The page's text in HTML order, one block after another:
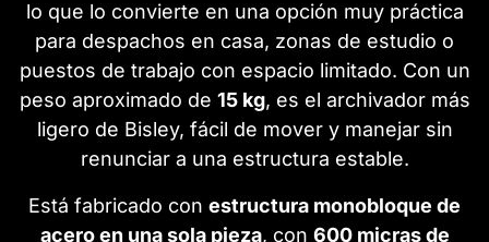
lo que lo convierte en una opción muy práctica
para despachos en casa, zonas de estudio o
puestos de trabajo con espacio limitado. Con un
peso aproximado de 15 kg, es el archivador más
ligero de Bisley, fácil de mover y manejar sin
renunciar a una estructura estable.
Está fabricado con estructura monobloque de
acero en una sola pieza, con 600 micras de